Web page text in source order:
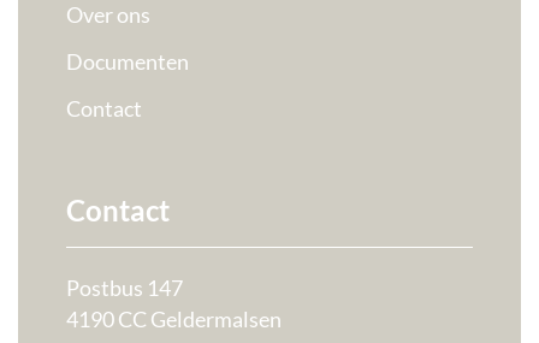
Over ons
Documenten
Contact
Contact
Postbus 147
4190 CC Geldermalsen